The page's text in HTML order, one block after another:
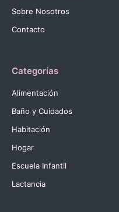
Sobre Nosotros
Contacto
Categorías
Alimentación
Baño y Cuidados
Habitación
Hogar
Escuela Infantil
Lactancia